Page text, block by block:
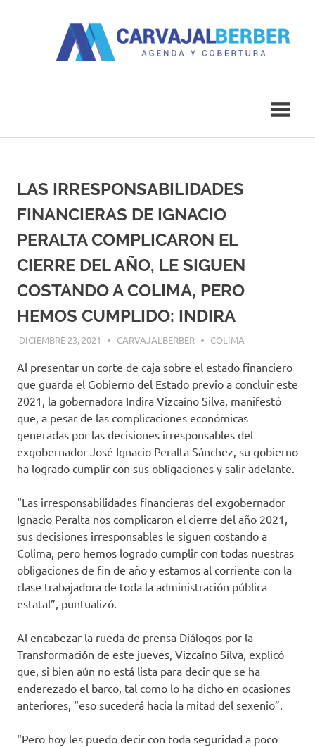
LAS IRRESPONSABILIDADES
FINANCIERAS DE IGNACIO
PERALTA COMPLICARON EL
CIERRE DEL AÑO, LE SIGUEN
COSTANDO A COLIMA, PERO
HEMOS CUMPLIDO: INDIRA
DICIEMBRE 23, 2021 CARVAJALBERBER COLIMA
Al presentar un corte de caja sobre el estado financiero
que guarda el Gobierno del Estado previo a concluir este
2021, la gobernadora Indira Vizcaíno Silva, manifestó
que, a pesar de las complicaciones económicas
generadas por las decisiones irresponsables del
exgobernador José Ignacio Peralta Sánchez, su gobierno
ha logrado cumplir con sus obligaciones y salir adelante.
“Las irresponsabilidades financieras del exgobernador
Ignacio Peralta nos complicaron el cierre del año 2021,
sus decisiones irresponsables le siguen costando a
Colima, pero hemos logrado cumplir con todas nuestras
obligaciones de fin de año y estamos al corriente con la
clase trabajadora de toda la administración pública
estatal”, puntualizó.
Al encabezar la rueda de prensa Diálogos por la
Transformación de este jueves, Vizcaíno Silva, explicó
que, si bien aún no está lista para decir que se ha
enderezado el barco, tal como lo ha dicho en ocasiones
anteriores, “eso sucederá hacia la mitad del sexenio”.
“Pero hoy les puedo decir con toda seguridad a poco